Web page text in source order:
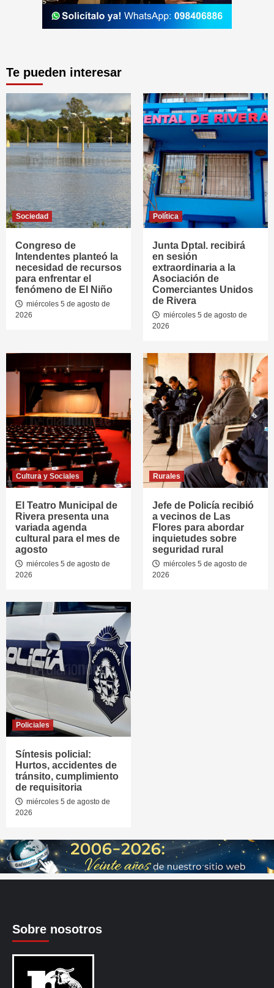
Te pueden interesar
Sociedad
Congreso de
Intendentes planteó la
necesidad de recursos
para enfrentar el
fenómeno de El Niño
miércoles 5 de agosto de
2026
Política
Junta Dptal. recibirá
en sesión
extraordinaria a la
Asociación de
Comerciantes Unidos
de Rivera
miércoles 5 de agosto de
2026
Cultura y Sociales
El Teatro Municipal de
Rivera presenta una
variada agenda
cultural para el mes de
agosto
miércoles 5 de agosto de
2026
Rurales
Jefe de Policía recibió
a vecinos de Las
Flores para abordar
inquietudes sobre
seguridad rural
miércoles 5 de agosto de
2026
Policiales
Síntesis policial:
Hurtos, accidentes de
tránsito, cumplimiento
de requisitoria
miércoles 5 de agosto de
2026
Sobre nosotros